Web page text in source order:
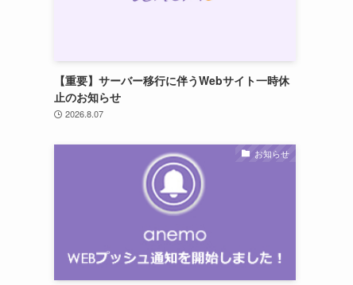
【重要】サーバー移行に伴うWebサイト一時休
止のお知らせ
2026.8.07
お知らせ